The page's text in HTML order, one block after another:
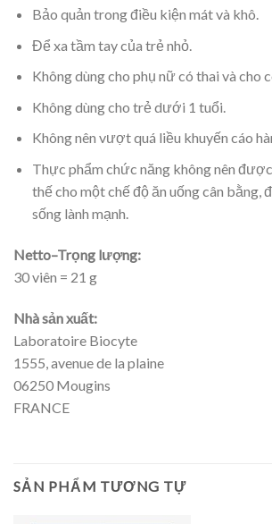
Bảo quản trong điều kiện mát và khô.
Để xa tầm tay của trẻ nhỏ.
Không dùng cho phụ nữ có thai và cho
Không dùng cho trẻ dưới 1 tuổi.
Không nên vượt quá liều khuyến cáo
Thực phẩm chức năng không nên
thế cho một chế độ ăn uống cân bằng,
sống lành mạnh.
Netto–Trọng lượng:
30 viên = 21 g
Nhà sản xuất:
Laboratoire Biocyte
1555, avenue de la plaine
06250 Mougins
FRANCE
SẢN PHẨM TƯƠNG TỰ